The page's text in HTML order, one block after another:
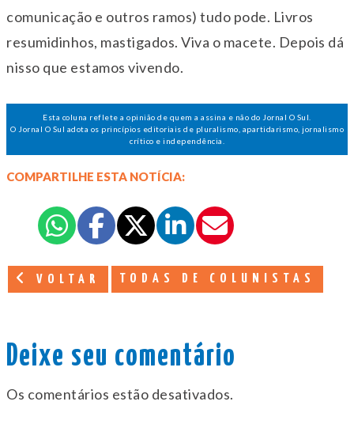
comunicação e outros ramos) tudo pode. Livros
resumidinhos, mastigados. Viva o macete. Depois dá
nisso que estamos vivendo.
Esta coluna reflete a opinião de quem a assina e não do Jornal O Sul.
O Jornal O Sul adota os princípios editoriais de pluralismo, apartidarismo, jornalismo
crítico e independência.
COMPARTILHE ESTA NOTÍCIA:
VOLTAR TODAS DE COLUNISTAS
Deixe seu comentário
Os comentários estão desativados.